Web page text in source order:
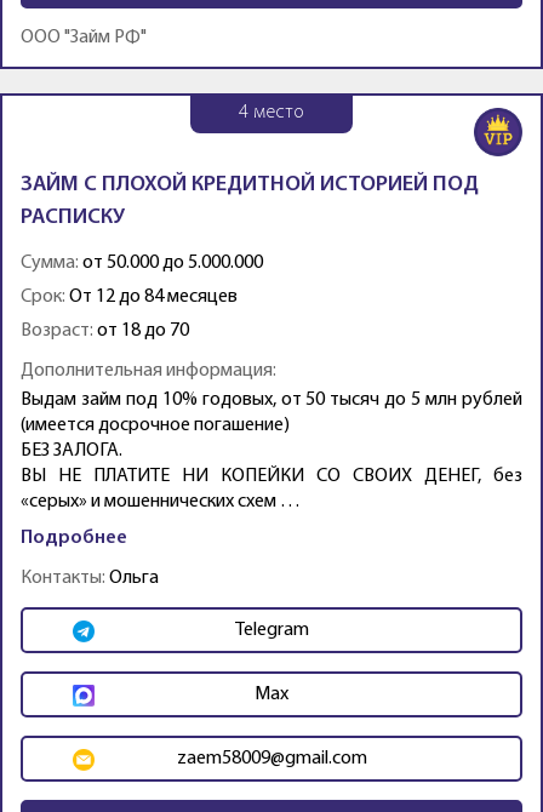
ООО "Займ РФ"
4 место
ЗАЙМ С ПЛОХОЙ КРЕДИТНОЙ ИСТОРИЕЙ ПОД
РАСПИСКУ
Сумма: от 50.000 до 5.000.000
Срок: От 12 до 84 месяцев
Возраст: от 18 до 70
Дополнительная информация:
Выдам займ под 10% годовых, от 50 тысяч до 5 млн рублей
(имеется досрочное погашение)
БЕЗ ЗАЛОГА.
ВЫ НЕ ПЛАТИТЕ НИ КОПЕЙКИ СО СВОИХ ДЕНЕГ, без
«серых» и мошеннических схем …
Подробнее
Контакты: Ольга
Telegram
Max
zaem58009@gmail.com